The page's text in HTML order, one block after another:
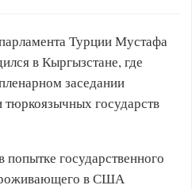
Турции Мустафа
в Кыргызстане, где
заседании
государств
государственного
в США